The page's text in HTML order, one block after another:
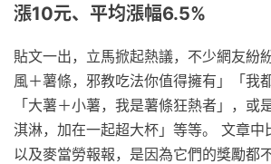
漲10元、平均漲幅6.5%
貼文一出，立馬掀起熱議，不少網友紛
風＋薯條，邪教吃法你值得擁有」「我
「大薯＋小薯，我是薯條狂熱者」，或
淇淋，加在一起超大杯」等等。 文章中
以及麥當勞報報，是因為它們的獎勵都